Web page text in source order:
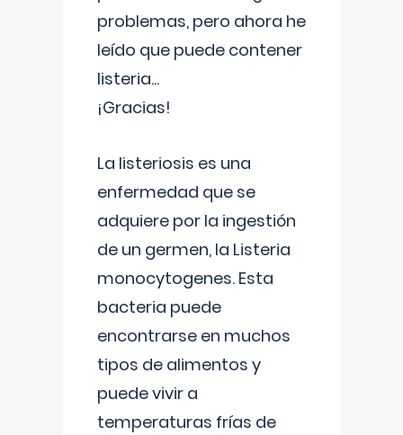
problemas, pero ahora he
leído que puede contener
listeria...
¡Gracias!
La listeriosis es una
enfermedad que se
adquiere por la ingestión
de un germen, la Listeria
monocytogenes. Esta
bacteria puede
encontrarse en muchos
tipos de alimentos y
puede vivir a
temperaturas frías de